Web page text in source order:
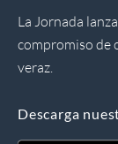
La Jornada
compromiso de
veraz.
Descarga